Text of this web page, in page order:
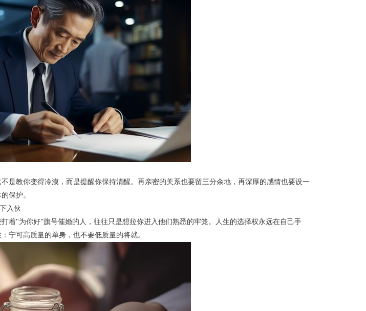
是教你变得冷漠，而是提醒你保持清醒。再亲密的关系也要留三分余地，再深厚的感情也要设一
保护。
入伙
着"为你好"旗号催婚的人，往往只是想拉你进入他们熟悉的牢笼。人生的选择权永远在自己手
宁可高质量的单身，也不要低质量的将就。